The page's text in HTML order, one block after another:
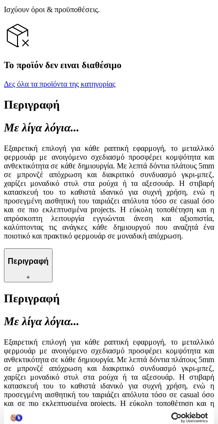
Ισχύουν όροι & προϋποθέσεις.
Το προϊόν δεν ειναι διαθέσιμο
Δες όλα τα προϊόντα της κατηγορίας
Περιγραφή
Με λίγα λόγια...
Εξαιρετική επιλογή για κάθε ραπτική εφαρμογή, το μεταλλικό
φερμουάρ με ανοιγόμενο σχεδιασμό προσφέρει κομψότητα και
ανθεκτικότητα σε κάθε δημιουργία. Με λεπτά δόντια πλάτους 5mm
σε μπρονζέ απόχρωση και διακριτικό συνδυασμό γκρι-μπεζ,
χαρίζει μοναδικό στυλ στα ρούχα ή τα αξεσουάρ. Η στιβαρή
κατασκευή του το καθιστά ιδανικό για συχνή χρήση, ενώ η
προσεγμένη αισθητική του ταιριάζει απόλυτα τόσο σε casual όσο
και σε πιο εκλεπτυσμένα projects. Η εύκολη τοποθέτηση και η
απρόσκοπτη λειτουργία εγγυώνται άνεση και αξιοπιστία,
καλύπτοντας τις ανάγκες κάθε δημιουργού που αναζητά ένα
ποιοτικό και πρακτικό φερμουάρ σε μοναδική απόχρωση.
Περιγραφή
+
Περιγραφή
Με λίγα λόγια...
Εξαιρετική επιλογή για κάθε ραπτική εφαρμογή, το μεταλλικό
φερμουάρ με ανοιγόμενο σχεδιασμό προσφέρει κομψότητα και
ανθεκτικότητα σε κάθε δημιουργία. Με λεπτά δόντια πλάτους 5mm
σε μπρονζέ απόχρωση και διακριτικό συνδυασμό γκρι-μπεζ,
χαρίζει μοναδικό στυλ στα ρούχα ή τα αξεσουάρ. Η στιβαρή
κατασκευή του το καθιστά ιδανικό για συχνή χρήση, ενώ η
προσεγμένη αισθητική του ταιριάζει απόλυτα τόσο σε casual όσο
και σε πιο εκλεπτυσμένα projects. Η εύκολη τοποθέτηση και η
απρόσκοπτη λειτουργία εγγυώνται άνεση και αξιοπιστία,
καλύπτοντας τις ανάγκες κάθε δημιουργού που αναζητά ένα